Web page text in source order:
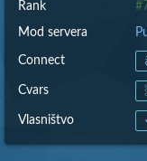
Rank
Mod servera
Connect
Cvars
Vlasništvo